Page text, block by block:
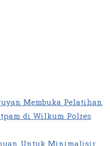
Membuka Pelatihan
di Wilkum Polres